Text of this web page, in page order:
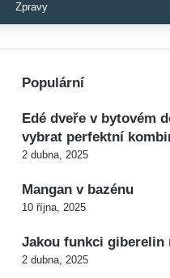
Zpravy
Populární
Edé dveře v bytovém
vybrat perfektní
2 dubna, 2025
Mangan v bazénu
10 října, 2025
Jakou funkci giberelin
2 dubna, 2025